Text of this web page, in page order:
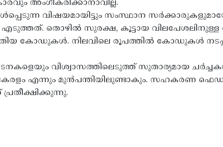
അംഗീകരിക്കാനാവില്ല.
വിഷയമായിട്ടും സംസ്ഥാന
എടുത്തത്. തൊഴിൽ സുരക്ഷ, കൂട്ടായ
കോഡുകൾ. നിലവിലെ രൂപത്തിൽ കോഡുകൾ
വിശ്വാസത്തിലെടുത്ത് സുതാര്യമായ
എന്നും മുൻപന്തിയിലുണ്ടാകും. സഹകരണ